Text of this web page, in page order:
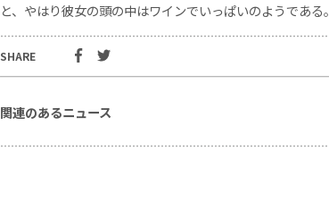
と、やはり彼女の頭の中はワインでいっぱいのようである。
SHARE
関連のあるニュース